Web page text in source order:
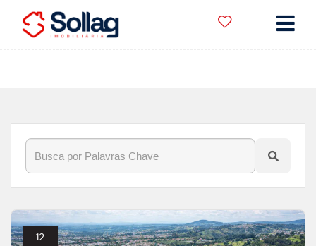
Início»Blog»condominio fechado
12